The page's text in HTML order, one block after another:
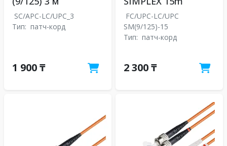
SC/APC-LC/UPC_3
Тип: патч-корд
1 900 ₸
FC/UPC-LC/UPC
SM(9/125)-15
Тип: патч-корд
2 300 ₸